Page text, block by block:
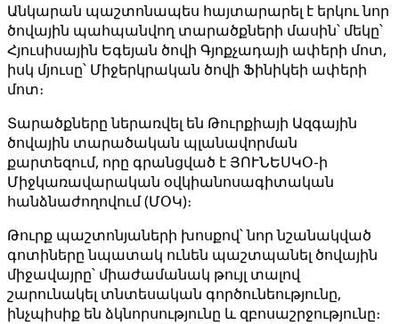
Անկարան պաշտոնապես հայտարարել է երկու նոր
ծովային պահպանվող տարածքների մասին՝ մեկը՝
Հյուսիսային Եգեյան ծովի Գյոքչադայի ափերի մոտ,
իսկ մյուսը՝ Միջերկրական ծովի Ֆինիկեի ափերի
մոտ։
Տարածքները ներառվել են Թուրքիայի Ազգային
ծովային տարածական պլանավորման
քարտեզում, որը գրանցված է ՅՈՒՆԵՍԿՕ-ի
Միջկառավարական օվկիանոսագիտական
հանձնաժողովում (ՄՕԿ)։
Թուրք պաշտոնյաների խոսքով՝ նոր նշանակված
գոտիները նպատակ ունեն պաշտպանել ծովային
միջավայրը՝ միաժամանակ թույլ տալով
շարունակել տնտեսական գործունեությունը,
ինչպիսիք են ձկնորսությունը և զբոսաշրջությունը։